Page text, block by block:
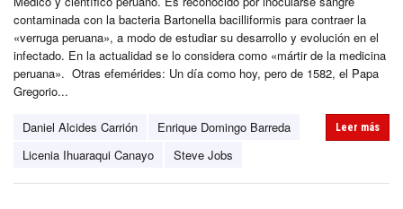
contaminada con la bacteria Bartonella bacilliformis para contraer la
«verruga peruana», a modo de estudiar su desarrollo y evolución en el
infectado. En la actualidad se lo considera como «mártir de la medicina
peruana». Otras efemérides: Un día como hoy, pero de 1582, el Papa
Gregorio...
Daniel Alcides Carrión
Enrique Domingo Barreda
Licenia Ihuaraqui Canayo
Steve Jobs
Leer más